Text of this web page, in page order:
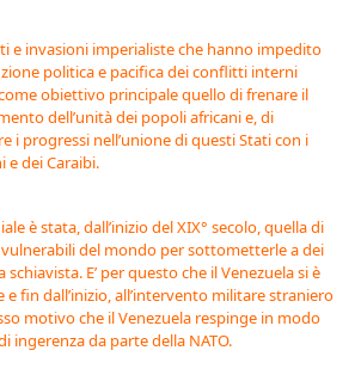
e invasioni imperialiste che hanno impedito
politica e pacifica dei conflitti interni
obiettivo principale quello di frenare il
dell’unità dei popoli africani e, di
i progressi nell’unione di questi Stati con i
e dei Caraibi.
è stata, dall’inizio del XIX° secolo, quella di
del mondo per sottometterle a dei
E’ per questo che il Venezuela si è
fin dall’inizio, all’intervento militare straniero
motivo che il Venezuela respinge in modo
ingerenza da parte della NATO.